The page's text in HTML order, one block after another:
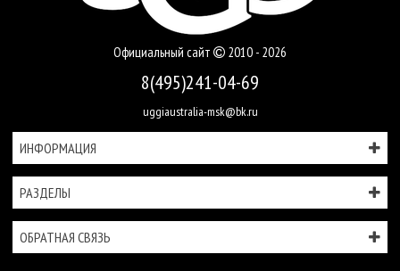
Официальный сайт 2010 - 2026
8(495)241-04-69
uggiaustralia-msk@bk.ru
ИНФОРМАЦИЯ
РАЗДЕЛЫ
ОБРАТНАЯ СВЯЗЬ